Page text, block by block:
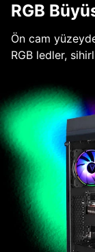
RGB
Ön cam
RGB ledler,